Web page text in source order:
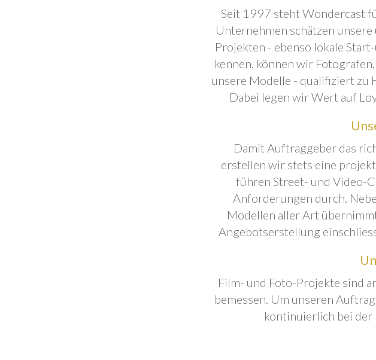
Seit 1997 steht Wondercast
Unternehmen schätzen
Projekten - ebenso lokale
kennen, können wir
unsere Modelle - qualifiziert zu
Dabei legen wir Wert auf
Damit Auftraggeber das
erstellen wir stets eine
führen Street- und Video-
Anforderungen durch.
Modellen aller Art
Angebotserstellung
Film- und Foto-Projekte sind
bemessen. Um unseren
kontinuierlich bei